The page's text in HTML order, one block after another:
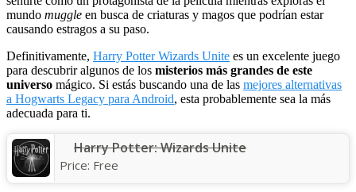
mundo muggle en busca de criaturas y magos que podrían estar
causando estragos a su paso.
Definitivamente, Harry Potter Wizards Unite es un excelente juego
para descubrir algunos de los misterios más grandes de este
universo mágico. Si estás buscando una de las mejores alternativas
a Hogwarts Legacy para Android, esta probablemente sea la más
adecuada para ti.
Harry Potter: Wizards Unite
Price: Free